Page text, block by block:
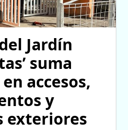
Jardín
suma
accesos,
y
exteriores